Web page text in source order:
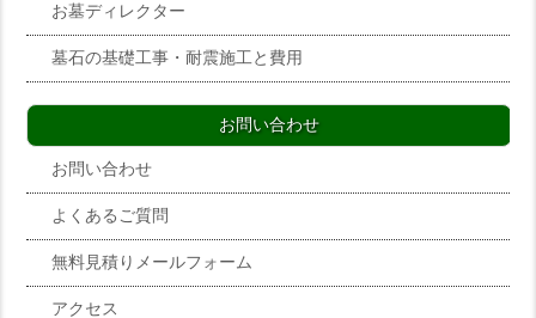
お墓ディレクター
墓石の基礎工事・耐震施工と費用
お問い合わせ
お問い合わせ
よくあるご質問
無料見積りメールフォーム
アクセス